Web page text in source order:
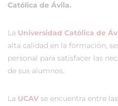
Católica de Ávila.
La Universidad Católica de
alta calidad en la formación,
personal para satisfacer las
de sus alumnos.
La UCAV se encuentra entre